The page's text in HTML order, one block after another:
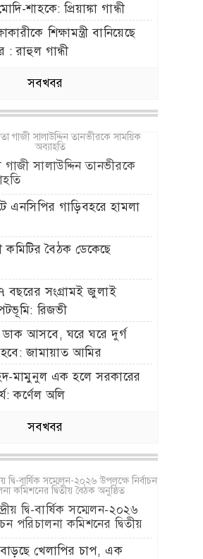
শাহকে: প্রিয়াঙ্কা গান্ধী
শিক্ষামন্ত্রী বানিয়েছে
: রাহুল গান্ধী
সবখবর
সালাউদ্দিন তানভীরকে
এনসিপির গাড়িবহরে হামলা
কমিটির বৈঠক ডেকেছে
বছরের সংগ্রামই জুলাই
রিজভী
আসবে, ঘরে ঘরে দুর্গ
জামায়াত আমির
মামুনুল এক হলে সরকারের
কর্ণেল অলি
সবখবর
দ্বি-বার্ষিক সম্মেলন-২০২৬
পরিচালনা কমিশনের দ্বিতীয়
খেলাপির চাপ, এক